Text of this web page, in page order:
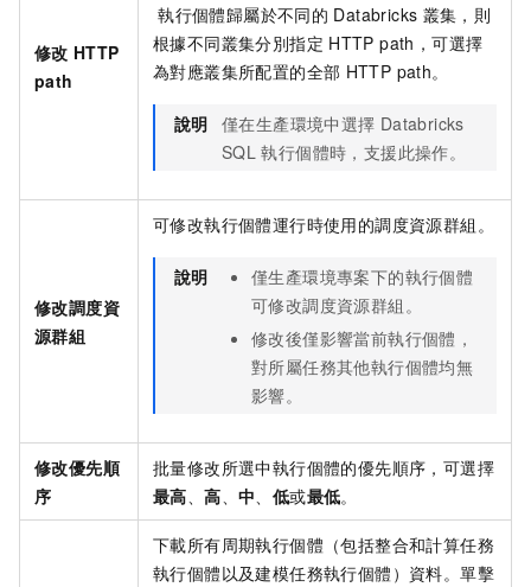
修改 HTTP
path
執行個體歸屬於不同的 Databricks 叢集，則
根據不同叢集分別指定 HTTP path，可選擇
為對應叢集所配置的全部 HTTP path。
說明 僅在生產環境中選擇 Databricks
SQL 執行個體時，支援此操作。
修改調度資
源群組
可修改執行個體運行時使用的調度資源群組。
說明
僅生產環境專案下的執行個體
可修改調度資源群組。
修改後僅影響當前執行個體，
對所屬任務其他執行個體均無
影響。
修改優先順
序
批量修改所選中執行個體的優先順序，可選擇
最高 、高 、中 低或最低。
下載所有周期執行個體（包括整合和計算任務
執行個體以及建模任務執行個體）資料。單擊